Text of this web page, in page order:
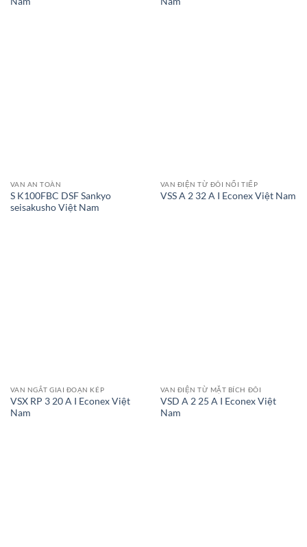
VAN AN TOÀN
S K100FBC DSF Sankyo
seisakusho Việt Nam
VAN ĐIỆN TỪ ĐÔI NỐI TIẾP
VSS A 2 32 A I Econex Việt Nam
VAN NGẮT GIAI ĐOẠN KÉP
VSX RP 3 20 A I Econex Việt
Nam
VAN ĐIỆN TỪ MẶT BÍCH ĐÔI
VSD A 2 25 A I Econex Việt
Nam